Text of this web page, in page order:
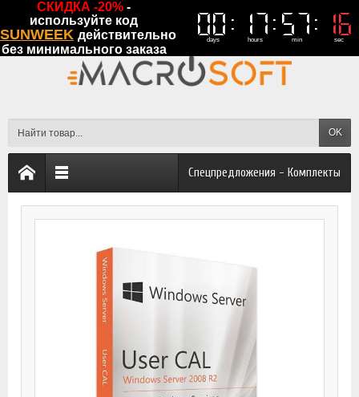
СКИДКА -20% -
используйте код
SUNWEEK действительно
без минимального заказа
00
00
days
17
17
hours
57
57
min
16
16
sec
Whatsapp
OK
Спецпредложения - Комплекты